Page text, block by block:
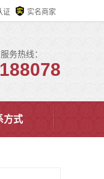
证 实名商家
务热线：
方式